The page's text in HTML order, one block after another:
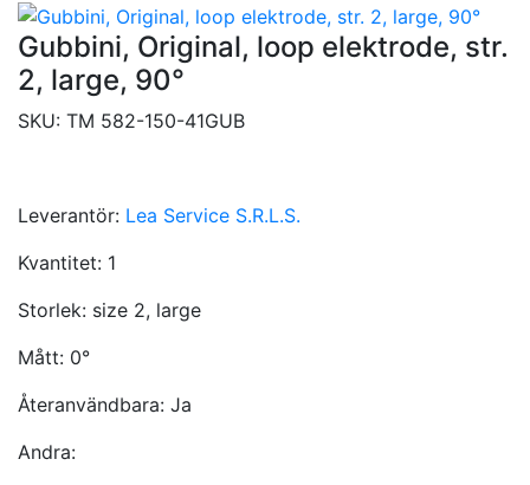
Gubbini, Original, loop elektrode, str.
2, large, 90°
SKU: TM 582-150-41GUB
Leverantör: Lea Service S.R.L.S.
Kvantitet: 1
Storlek: size 2, large
Mått: 0°
Återanvändbara: Ja
Andra: